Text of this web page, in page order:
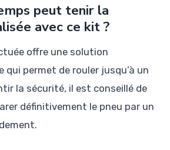
peut tenir la
avec ce kit ?
offre une solution
qui permet de rouler jusqu’à un
la sécurité, il est conseillé de
définitivement le pneu par un